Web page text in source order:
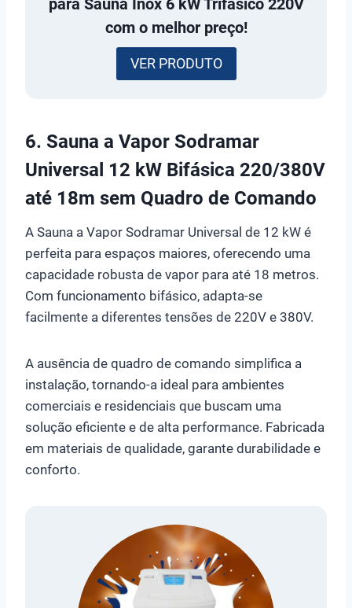
para Sauna Inox 6 kW Trifásico 220V
com o melhor preço!
VER PRODUTO
6. Sauna a Vapor Sodramar
Universal 12 kW Bifásica 220/380V
até 18m sem Quadro de Comando
A Sauna a Vapor Sodramar Universal de 12 kW é
perfeita para espaços maiores, oferecendo uma
capacidade robusta de vapor para até 18 metros.
Com funcionamento bifásico, adapta-se
facilmente a diferentes tensões de 220V e 380V.
A ausência de quadro de comando simplifica a
instalação, tornando-a ideal para ambientes
comerciais e residenciais que buscam uma
solução eficiente e de alta performance. Fabricada
em materiais de qualidade, garante durabilidade e
conforto.